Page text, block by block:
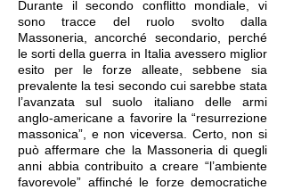
Durante il secondo conflitto mondiale, vi
sono tracce del ruolo svolto dalla
Massoneria, ancorché secondario, perché
le sorti della guerra in Italia avessero miglior
esito per le forze alleate, sebbene sia
prevalente la tesi secondo cui sarebbe stata
l’avanzata sul suolo italiano delle armi
anglo-americane a favorire la “resurrezione
massonica”, e non viceversa. Certo, non si
può affermare che la Massoneria di quegli
anni abbia contribuito a creare “l’ambiente
favorevole” affinché le forze democratiche